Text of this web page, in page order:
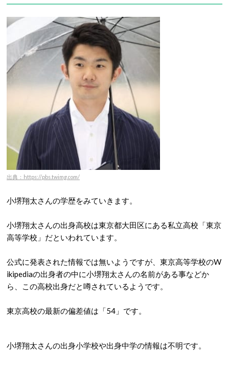
出典：https://pbs.twimg.com/
小堺翔太さんの学歴をみていきます。
小堺翔太さんの出身高校は東京都大田区にある私立高校「東京
高等学校」だといわれています。
公式に発表された情報では無いようですが、東京高等学校のW
ikipediaの出身者の中に小堺翔太さんの名前がある事などか
ら、この高校出身だと噂されているようです。
東京高校の最新の偏差値は「54」です。
小堺翔太さんの出身小学校や出身中学の情報は不明です。